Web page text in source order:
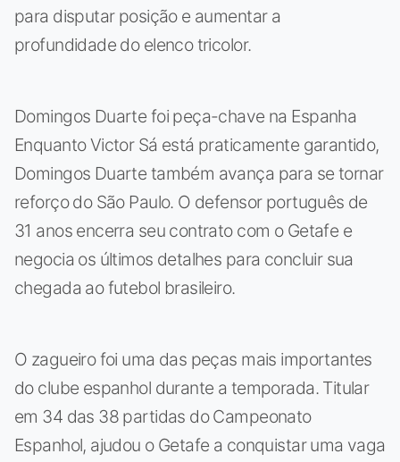
para disputar posição e aumentar a
profundidade do elenco tricolor.
Domingos Duarte foi peça-chave na Espanha
Enquanto Victor Sá está praticamente garantido,
Domingos Duarte também avança para se tornar
reforço do São Paulo. O defensor português de
31 anos encerra seu contrato com o Getafe e
negocia os últimos detalhes para concluir sua
chegada ao futebol brasileiro.
O zagueiro foi uma das peças mais importantes
do clube espanhol durante a temporada. Titular
em 34 das 38 partidas do Campeonato
Espanhol, ajudou o Getafe a conquistar uma vaga